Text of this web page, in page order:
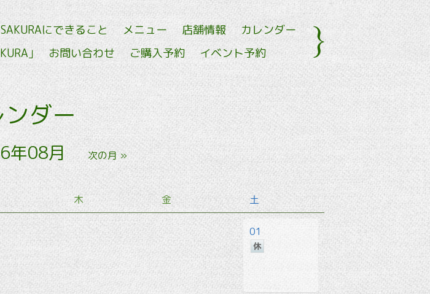
SAKURAにできること メニュー 店舗情報
カレンダー
｣ お問い合わせ ご購入予約 イベント予約
ダー
年08月 次の月 »
木 金 土
01